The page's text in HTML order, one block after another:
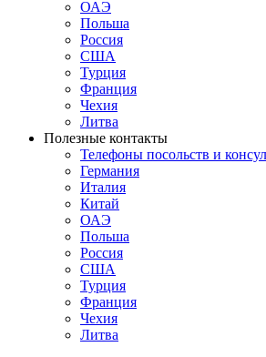
ОАЭ
Польша
Россия
США
Турция
Франция
Чехия
Литва
Полезные контакты
Телефоны посольств и
Германия
Италия
Китай
ОАЭ
Польша
Россия
США
Турция
Франция
Чехия
Литва